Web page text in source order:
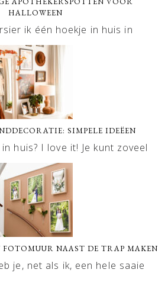
HALLOWEEN
ik één hoekje in huis in
SIMPELE IDEËEN
huis? I love it! Je kunt zoveel
FOTOMUUR NAAST DE TRAP MAKEN
je, net als ik, een hele saaie